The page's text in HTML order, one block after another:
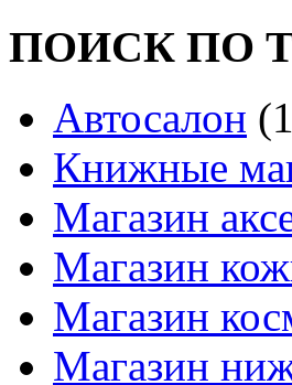
ПОИСК ПО
Автосалон
Книжные
Магазин
Магазин
Магазин
Магазин